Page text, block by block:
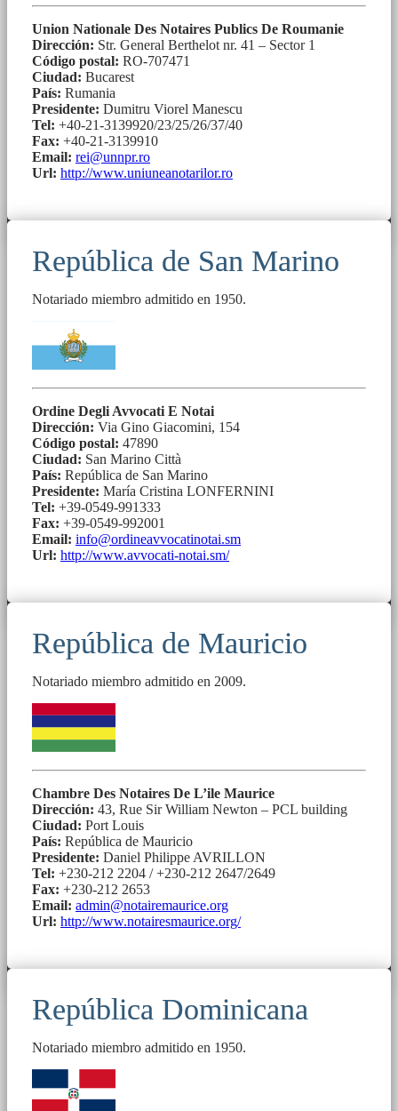
Union Nationale Des Notaires Publics De Roumanie
Dirección: Str. General Berthelot nr. 41 – Sector 1
Código postal: RO-707471
Ciudad: Bucarest
País: Rumania
Presidente: Dumitru Viorel Manescu
Tel: +40-21-3139920/23/25/26/37/40
Fax: +40-21-3139910
Email: rei@unnpr.ro
Url: http://www.uniuneanotarilor.ro
República de San Marino
Notariado miembro admitido en 1950.
Ordine Degli Avvocati E Notai
Dirección: Via Gino Giacomini, 154
Código postal: 47890
Ciudad: San Marino Città
País: República de San Marino
Presidente: María Cristina LONFERNINI
Tel: +39-0549-991333
Fax: +39-0549-992001
Email: info@ordineavvocatinotai.sm
Url: http://www.avvocati-notai.sm/
República de Mauricio
Notariado miembro admitido en 2009.
Chambre Des Notaires De L’ile Maurice
Dirección: 43, Rue Sir William Newton – PCL building
Ciudad: Port Louis
País: República de Mauricio
Presidente: Daniel Philippe AVRILLON
Tel: +230-212 2204 / +230-212 2647/2649
Fax: +230-212 2653
Email: admin@notairemaurice.org
Url: http://www.notairesmaurice.org/
República Dominicana
Notariado miembro admitido en 1950.